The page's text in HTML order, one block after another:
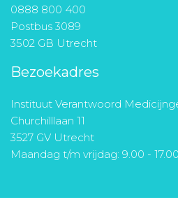
0888 800 400
Postbus 3089
3502 GB Utrecht
Bezoekadres
Instituut Verantwoord
Churchilllaan 11
3527 GV Utrecht
Maandag t/m vrijdag: 9.00 -